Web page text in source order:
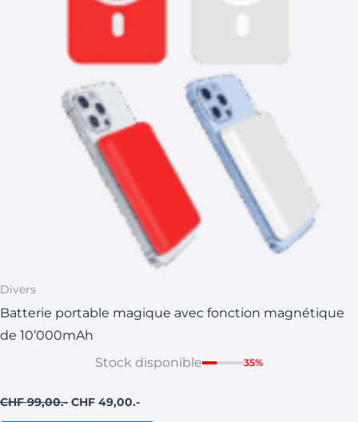
Divers
Batterie portable magique avec fonction magnétique
de 10’000mAh
Stock disponible
35%
CHF99,00 CHF 49,00
peuvent
choisies
la
page
produit